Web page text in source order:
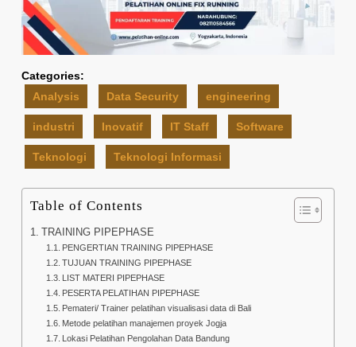
Categories:
Analysis
Data Security engineering
industri Inovatif IT Staff Software
Teknologi Teknologi Informasi
Table of Contents
TRAINING PIPEPHASE
PENGERTIAN TRAINING PIPEPHASE
TUJUAN TRAINING PIPEPHASE
LIST MATERI PIPEPHASE
PESERTA PELATIHAN PIPEPHASE
Pemateri/ Trainer pelatihan visualisasi data di Bali
Metode pelatihan manajemen proyek Jogja
Lokasi Pelatihan Pengolahan Data Bandung